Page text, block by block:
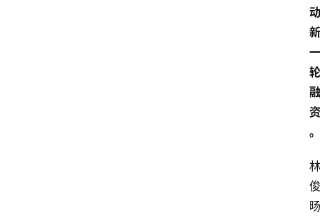
动
新
一
轮
融
资
。
林
俊
旸